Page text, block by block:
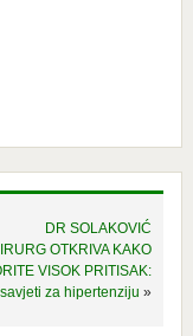
DR SOLAKOVIĆ
OTKRIVA KAKO
VISOK PRITISAK:
za hipertenziju »